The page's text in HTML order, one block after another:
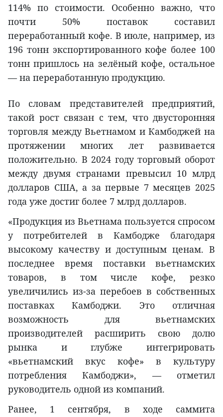
114% по стоимости. Особенно важно, что
почти 50% поставок составил
переработанный кофе. В июле, например, из
196 тонн экспортированного кофе более 100
тонн пришлось на зелёный кофе, остальное
— на переработанную продукцию.
По словам представителей предприятий,
такой рост связан с тем, что двусторонняя
торговля между Вьетнамом и Камбоджей на
протяжении многих лет развивается
положительно. В 2024 году торговый оборот
между двумя странами превысил 10 млрд
долларов США, а за первые 7 месяцев 2025
года уже достиг более 7 млрд долларов.
«Продукция из Вьетнама пользуется спросом
у потребителей в Камбодже благодаря
высокому качеству и доступным ценам. В
последнее время поставки вьетнамских
товаров, в том числе кофе, резко
увеличились из-за перебоев в собственных
поставках Камбоджи. Это отличная
возможность для вьетнамских
производителей расширить свою долю
рынка и глубже интегрировать
«вьетнамский вкус кофе» в культуру
потребления Камбоджи», — отметил
руководитель одной из компаний.
Ранее, 1 сентября, в ходе саммита